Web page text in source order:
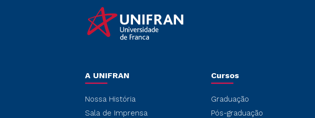
A UNIFRAN
Nossa História
Sala de Imprensa
Cursos
Graduação
Pós-graduação